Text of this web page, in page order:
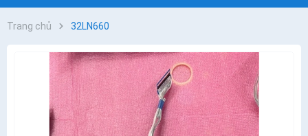
Trang chủ 32LN660